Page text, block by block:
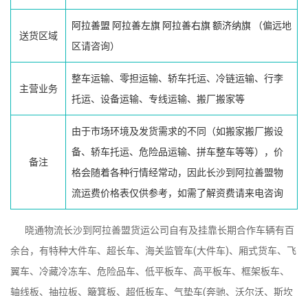
送货区域
阿拉善盟 阿拉善左旗 阿拉善右旗额济纳旗 （偏远地
区请咨询）
主营业务
整车运输、零担运输、轿车托运、冷链运输、行李
托运、设备运输、专线运输、搬厂搬家等
备注
由于市场环境及发货需求的不同（如搬家搬厂搬设
备、轿车托运、危险品运输、拼车整车等等），价
格会随着各种行情经常动，因此长沙到阿拉善盟物
流运费价格表仅供参考，如需了解资费请来电咨询
晓通物流长沙到阿拉善盟货运公司自有及挂靠长期合作车辆有百
余台，有特种大件车、超长车、海关监管车(大件车)、厢式货车、飞
翼车、冷藏冷冻车、危险品车、低平板车、高平板车、框架板车、
轴线板、抽拉板、簸箕板、超低板车、气垫车(奔驰、沃尔沃、斯坎